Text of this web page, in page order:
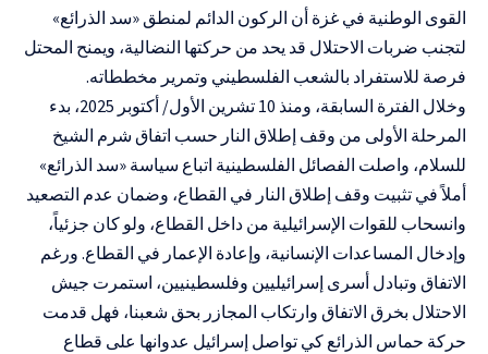
القوى الوطنية في غزة أن الركون الدائم لمنطق «سد الذرائع»
لتجنب ضربات الاحتلال قد يحد من حركتها النضالية، ويمنح المحتل
فرصة للاستفراد بالشعب الفلسطيني وتمرير مخططاته.
وخلال الفترة السابقة، ومنذ 10 تشرين الأول/ أكتوبر 2025، بدء
المرحلة الأولى من وقف إطلاق النار حسب اتفاق شرم الشيخ
للسلام، واصلت الفصائل الفلسطينية اتباع سياسة «سد الذرائع»
أملاً في تثبيت وقف إطلاق النار في القطاع، وضمان عدم التصعيد
وانسحاب للقوات الإسرائيلية من داخل القطاع، ولو كان جزئياً،
وإدخال المساعدات الإنسانية، وإعادة الإعمار في القطاع. ورغم
الاتفاق وتبادل أسرى إسرائيليين وفلسطينيين، استمرت جيش
الاحتلال بخرق الاتفاق وارتكاب المجازر بحق شعبنا، فهل قدمت
حركة حماس الذرائع كي تواصل إسرائيل عدوانها على قطاع